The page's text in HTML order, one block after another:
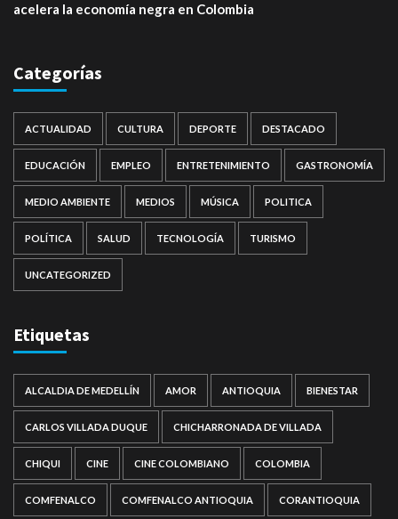
acelera la economía negra en Colombia
Categorías
ACTUALIDAD CULTURA DEPORTE DESTACADO
EDUCACIÓN EMPLEO ENTRETENIMIENTO GASTRONOMÍA
MEDIO AMBIENTE MEDIOS MÚSICA POLITICA
POLÍTICA SALUD TECNOLOGÍA TURISMO
UNCATEGORIZED
Etiquetas
ALCALDIA DE MEDELLÍN AMOR ANTIOQUIA BIENESTAR
CARLOS VILLADA DUQUE CHICHARRONADA DE VILLADA
CHIQUI CINE CINE COLOMBIANO COLOMBIA
COMFENALCO COMFENALCO ANTIOQUIA CORANTIOQUIA